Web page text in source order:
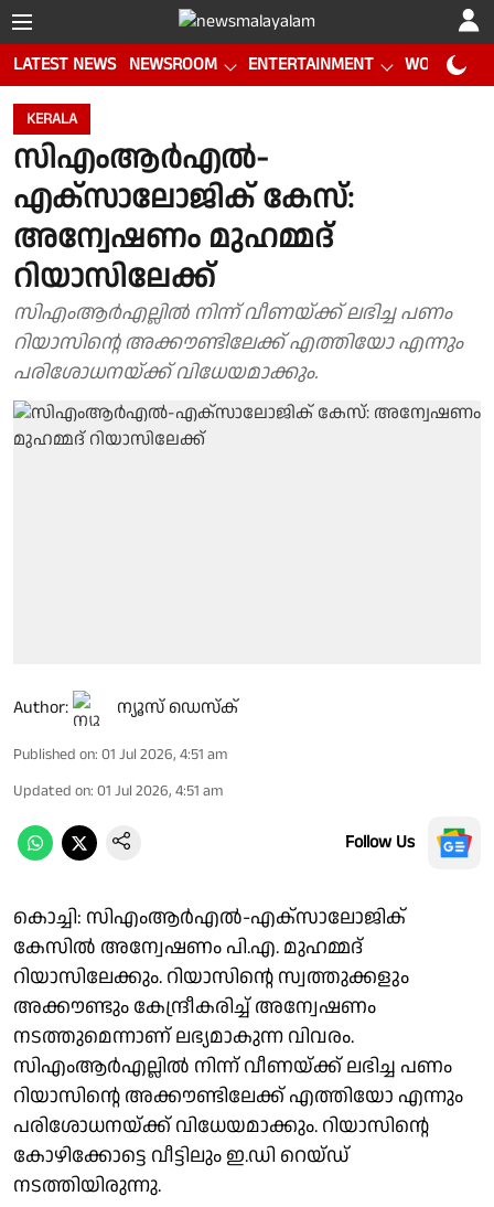
LATEST NEWS NEWSROOM ENTERTAINMENT WORLD CUP
KERALA
സിഎംആർഎൽ-
എക്സാലോജിക് കേസ്:
അന്വേഷണം മുഹമ്മദ്
റിയാസിലേക്ക്
സിഎംആർഎല്ലിൽ നിന്ന് വീണയ്ക്ക് ലഭിച്ച പണം
റിയാസിൻ്റെ അക്കൗണ്ടിലേക്ക് എത്തിയോ എന്നും
പരിശോധനയ്ക്ക് വിധേയമാക്കും.
Author: ന്യൂസ് ഡെസ്ക്
Published on: 01 Jul 2026, 4:51 am
Updated on: 01 Jul 2026, 4:51 am
Follow Us
കൊച്ചി: സിഎംആർഎൽ-എക്സാലോജിക്
കേസിൽ അന്വേഷണം പി.എ. മുഹമ്മദ്
റിയാസിലേക്കും. റിയാസിൻ്റെ സ്വത്തുക്കളും
അക്കൗണ്ടും കേന്ദ്രീകരിച്ച് അന്വേഷണം
നടത്തുമെന്നാണ് ലഭ്യമാകുന്ന വിവരം.
സിഎംആർഎല്ലിൽ നിന്ന് വീണയ്ക്ക് ലഭിച്ച പണം
റിയാസിൻ്റെ അക്കൗണ്ടിലേക്ക് എത്തിയോ എന്നും
പരിശോധനയ്ക്ക് വിധേയമാക്കും. റിയാസിൻ്റെ
കോഴിക്കോട്ടെ വീട്ടിലും ഇ.ഡി റെയ്ഡ്
നടത്തിയിരുന്നു.